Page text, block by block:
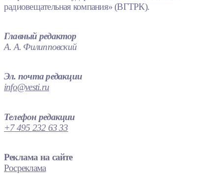
радиовещательная компания» (ВГТРК).
Главный редактор
А. А. Филипповский
Эл. почта редакции
info@vesti.ru
Телефон редакции
+7 495 232 63 33
Реклама на сайте
Росреклама